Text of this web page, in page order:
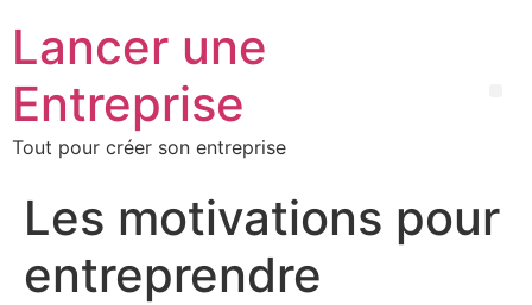
Lancer une
Entreprise
Tout pour créer son entreprise
Les motivations pour
entreprendre